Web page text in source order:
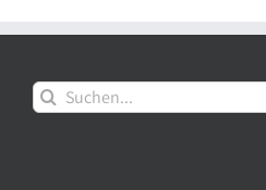
Suche
nach: